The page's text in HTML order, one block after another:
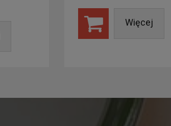
Więcej